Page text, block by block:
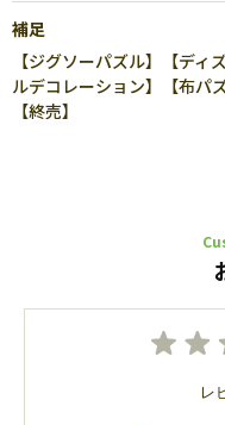
補足
【ジグソーパズル】【デ
ルデコレーション】【布パ
【終売】
レ